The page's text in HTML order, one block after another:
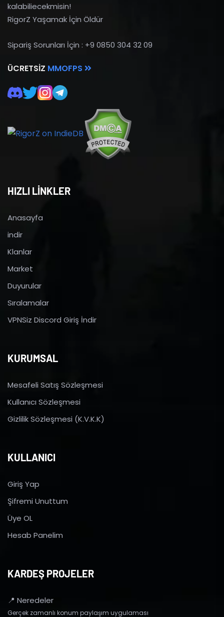
kalabiliecekmisin!
RigorZ Yaşamak İçin Öldür
Sipariş Sorunları İçin : +9 0850 304 32 09
ÜCRETSIZ MMOFPS
HIZLI LİNKLER
Anasayfa
indir
Klanlar
Market
Duyurular
Sıralamalar
VPNSiz Discord Giriş İndir
KURUMSAL
Mesafeli Satış Sözleşmesi
Kullanıcı Sözleşmesi
Gizlilik Sözleşmesi (K.V.K.K)
KULLANICI
Giriş Yap
Şifremi Unuttum
Üye OL
Hesab Panelim
KARDEŞ PROJELER
📍 Neredeler
Gerçek zamanlı konum paylaşım uygulaması